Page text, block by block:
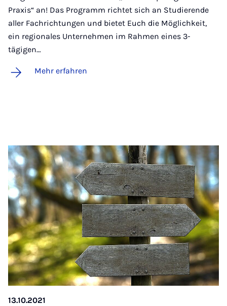
Praxis“ an! Das Programm richtet sich an Studierende
aller Fachrichtungen und bietet Euch die Möglichkeit,
ein regionales Unternehmen im Rahmen eines 3-
tägigen…
Mehr erfahren
13.10.2021